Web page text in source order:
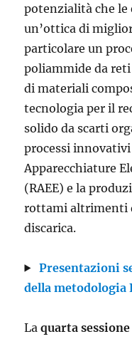
potenzialità che
un’ottica di
particolare un
poliammide da reti
di materiali
tecnologia per il
solido da scarti
processi
Apparecchiature
(RAEE) e la
rottami altrimenti
discarica.
Presentazioni
della metodologia
Laquarta